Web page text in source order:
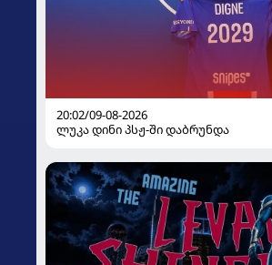
20:02/09-08-2026
ლუკა დინი პსჟ-ში დაბრუნდა